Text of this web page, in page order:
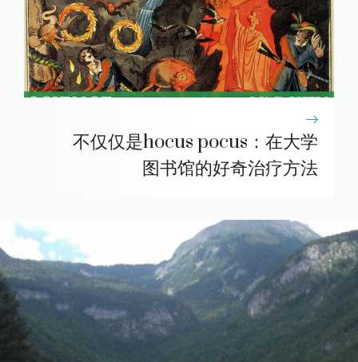
不仅仅是hocus pocus：在大学
图书馆的好奇治疗方法